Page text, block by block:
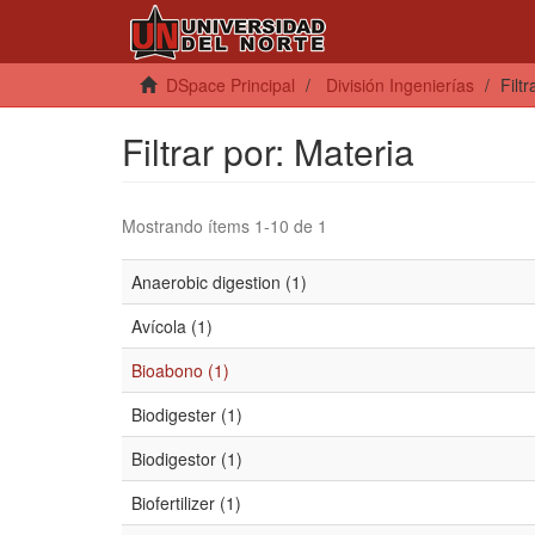
DSpace Principal División Ingenierías
Filtrar por: Materia
Mostrando ítems 1-10 de 1
Anaerobic digestion (1)
Avícola (1)
Bioabono (1)
Biodigester (1)
Biodigestor (1)
Biofertilizer (1)